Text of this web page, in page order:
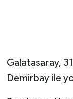
Galatasaray,
Demirbay ile